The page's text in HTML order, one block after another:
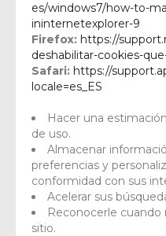
es/windows7/how-to-
ininternetexplorer-9
Firefox: https://
deshabilitar-cookies-
Safari: https://
locale=es_ES
Hacer una
de uso.
Almacenar
preferencias y
conformidad con sus
Acelerar sus
Reconocerle
sitio.